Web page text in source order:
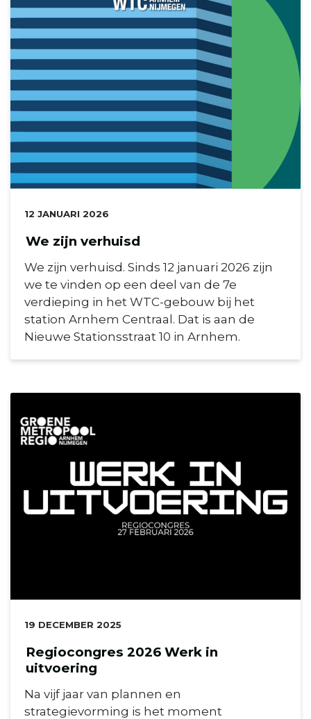
DATUM:
12 JANUARI 2026
We zijn verhuisd
We zijn verhuisd. Sinds 12 januari 2026 zijn
we te vinden op een deel van de 7e
verdieping in het WTC-gebouw bij het
station Arnhem Centraal. Dat is aan de
Nieuwe Stationsstraat 10 in Arnhem.
DATUM:
19 DECEMBER 2025
Regiocongres 2026 Werk in
uitvoering
Na vijf jaar van plannen en
strategievorming is het moment